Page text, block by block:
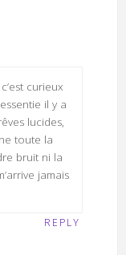
curieux
il y a
lucides,
toute la
bruit ni la
jamais
REPLY